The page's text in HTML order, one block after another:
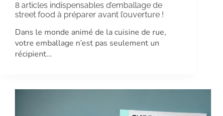
8 articles indispensables d’emballage de
street food à préparer avant l’ouverture !
Dans le monde animé de la cuisine de rue,
votre emballage n’est pas seulement un
récipient…